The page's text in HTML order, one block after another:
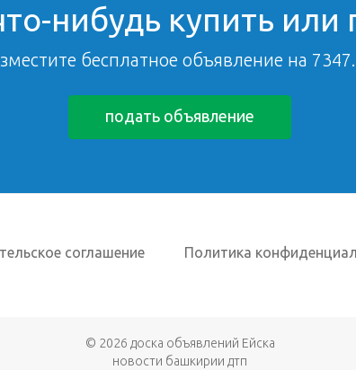
нибудь купить или
бесплатное объявление на
подать объявление
соглашение Политика
© 2026 доска объявлений Ейска
новости башкирии дтп